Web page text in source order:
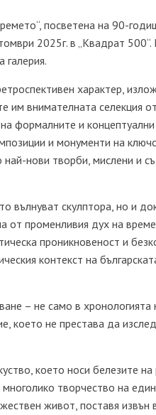
посветена на 90-
2025г. в „Квадрат
характер,
им внимателната селекция
формалните и
и монументи на
нови творби, мислени и
вълнуват скулптора, но и
от променливия дух на
проникновеност и
контекст на
– не само в
което не престава да
което носи белезите на
творчество на
живот, поставя